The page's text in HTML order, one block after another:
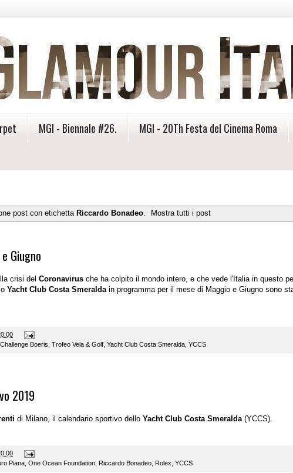
MGI - Biennale #26. MGI - 20Th Festa del Cinema Roma
post con etichetta Riccardo Bonadeo. Mostra tutti i post
Giugno
crisi del Coronavirus che ha colpito il mondo intero, e che vede l'Italia in questo
Yacht Club Costa Smeraldain programma per il mese di Maggio e Giugno sono
Boeris Trofeo Vela & Golf Yacht Club Costa Smeralda YCCS
2019
di Milano, il calendario sportivo dello Yacht Club Costa Smeralda (YCCS).
Piana, One Ocean Foundation, Riccardo Bonadeo, Rolex, YCCS